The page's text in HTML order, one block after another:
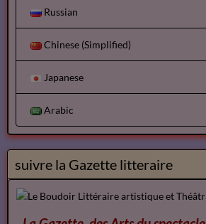
Russian
Chinese (Simplified)
Japanese
Arabic
suivre la Gazette litteraire